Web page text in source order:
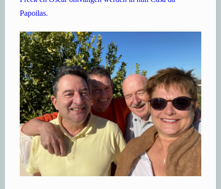
Papoilas.